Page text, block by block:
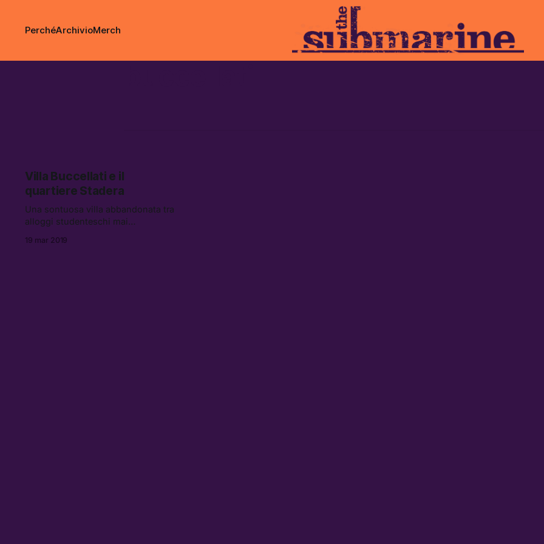
PerchéArchivioMerch
Villa Buccellati e il
quartiere Stadera
Una sontuosa villa abbandonata tra
alloggi studenteschi mai
simbolo dell’emergenza
19 mar 2019